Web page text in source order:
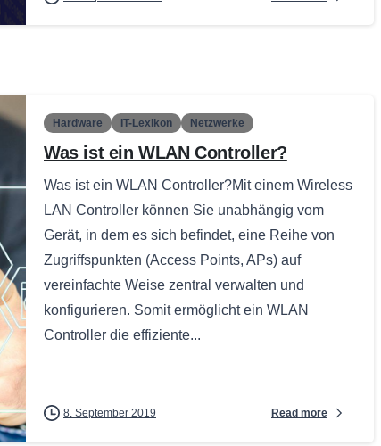
Hardware IT-Lexikon Netzwerke
Was ist ein WLAN Controller?
Was ist ein WLAN Controller?Mit einem Wireless
LAN Controller können Sie unabhängig vom
Gerät, in dem es sich befindet, eine Reihe von
Zugriffspunkten (Access Points, APs) auf
vereinfachte Weise zentral verwalten und
konfigurieren. Somit ermöglicht ein WLAN
Controller die effiziente...
8. September 2019 Read more